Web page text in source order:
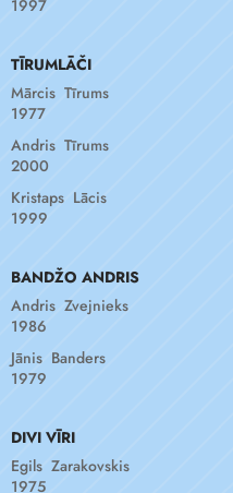
1997
TĪRUMLĀČI
Mārcis Tīrums
1977
Andris Tīrums
2000
Kristaps Lācis
1999
BANDŽO ANDRIS
Andris Zvejnieks
1986
Jānis Banders
1979
DIVI VĪRI
Egils Zarakovskis
1975